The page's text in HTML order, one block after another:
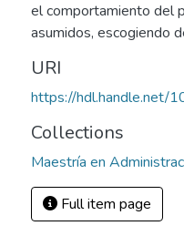
el comportamiento del
asumidos, escogiendo
URI
https://hdl.handle.net/
Collections
Maestría en
Full item page